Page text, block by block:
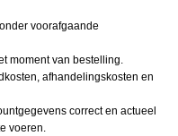
voorafgaande
moment van bestelling.
afhandelingskosten en
correct en actueel
voeren.